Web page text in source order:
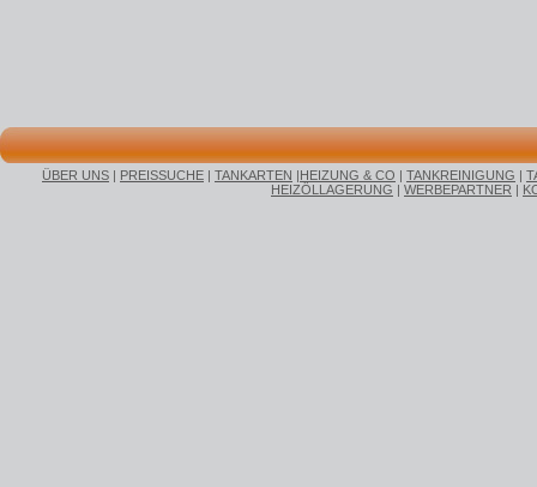
ÜBER UNS | PREISSUCHE | TANKARTEN |HEIZUNG & CO | TANKREINIGUNG |
HEIZÖLLAGERUNG | WERBEPARTNER |